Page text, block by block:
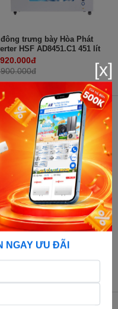
trưng bày Hòa Phát
HSF AD8451.C1 451 lít
Hòa Phát Inverter 783 lít
AD8783
[x]
NGAY ƯU ĐÃI